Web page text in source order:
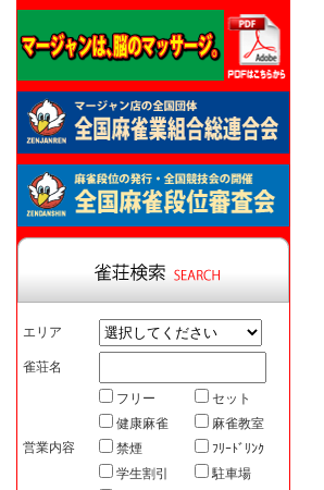
エリア
雀荘名
営業内容
フリー
セット
健康麻雀
麻雀教室
禁煙
ﾌﾘｰﾄﾞﾘﾝｸ
学生割引
駐車場